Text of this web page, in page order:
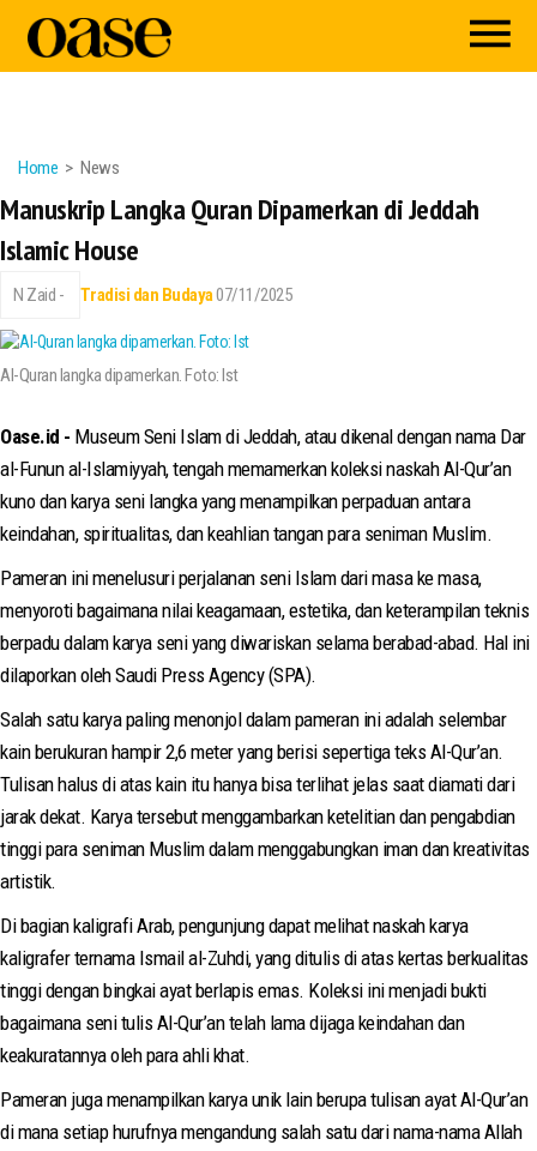
Home News
Manuskrip Langka Quran Dipamerkan di Jeddah
Islamic House
N Zaid - Tradisi dan Budaya07/11/2025
Al-Quran langka dipamerkan. Foto: Ist
Oase.id - Museum Seni Islam di Jeddah, atau dikenal dengan nama Dar
al-Funun al-Islamiyyah, tengah memamerkan koleksi naskah Al-Qur’an
kuno dan karya seni langka yang menampilkan perpaduan antara
keindahan, spiritualitas, dan keahlian tangan para seniman Muslim.
Pameran ini menelusuri perjalanan seni Islam dari masa ke masa,
menyoroti bagaimana nilai keagamaan, estetika, dan keterampilan teknis
berpadu dalam karya seni yang diwariskan selama berabad-abad. Hal ini
dilaporkan oleh Saudi Press Agency (SPA).
Salah satu karya paling menonjol dalam pameran ini adalah selembar
kain berukuran hampir 2,6 meter yang berisi sepertiga teks Al-Qur’an.
Tulisan halus di atas kain itu hanya bisa terlihat jelas saat diamati dari
jarak dekat. Karya tersebut menggambarkan ketelitian dan pengabdian
tinggi para seniman Muslim dalam menggabungkan iman dan kreativitas
artistik.
Di bagian kaligrafi Arab, pengunjung dapat melihat naskah karya
kaligrafer ternama Ismail al-Zuhdi, yang ditulis di atas kertas berkualitas
tinggi dengan bingkai ayat berlapis emas. Koleksi ini menjadi bukti
bagaimana seni tulis Al-Qur’an telah lama dijaga keindahan dan
keakuratannya oleh para ahli khat.
Pameran juga menampilkan karya unik lain berupa tulisan ayat Al-Qur’an
di mana setiap hurufnya mengandung salah satu dari nama-nama Allah